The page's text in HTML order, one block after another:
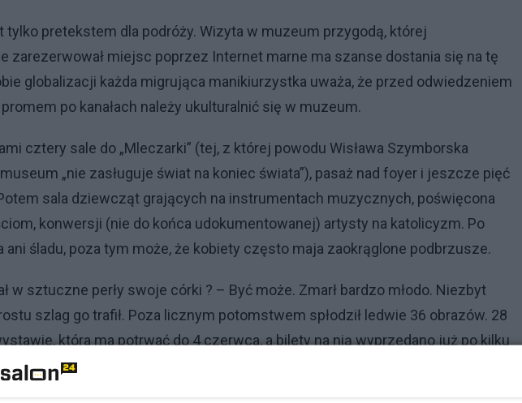
pretekstem dla podróży. Wizyta w muzeum przygodą, której
zarezerwował miejsc poprzez Internet marne ma szanse dostania się na tę
globalizacji każda migrująca manikiurzystka uważa, że przed odwiedzeniem
po kanałach należy ukulturalnić się w muzeum.
cztery sale do „Mleczarki” (tej, z której powodu Wisława Szymborska
„nie zasługuje świat na koniec świata”), pasaż nad foyer i jeszcze pięć
sala dziewcząt grających na instrumentach muzycznych, poświęcona
konwersji (nie do końca udokumentowanej) artysty na katolicyzm. Po
ani śladu, poza tym może, że kobiety często maja zaokrąglone podbrzusze.
w sztuczne perły swoje córki ? – Być może. Zmarł bardzo młodo. Niezbyt
szlag go trafił. Poza licznym potomstwem spłodził ledwie 36 obrazów. 28
która ma potrwać do 4 czerwca, a bilety na nią wyprzedano już po kilku
więc w mojej opowieści byłoby zdradzić jak się tam (wraz z żoną)
jestem […] stoję/ w gęstej pokrzywie wycieczki/ na brzegu purpurowego